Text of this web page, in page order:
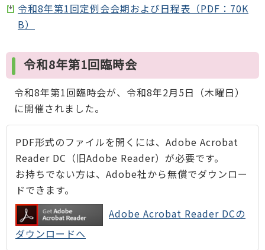
令和8年第1回定例会会期および日程表（PDF：70K
B）
令和8年第1回臨時会
令和8年第1回臨時会が、令和8年2月5日（木曜日）
に開催されました。
PDF形式のファイルを開くには、Adobe Acrobat
Reader DC（旧Adobe Reader）が必要です。
お持ちでない方は、Adobe社から無償でダウンロー
ドできます。
Adobe Acrobat Reader DCの
ダウンロードへ